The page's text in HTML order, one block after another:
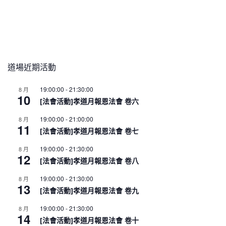
道場近期活動
8 月
10
19:00:00 -21:30:00
[法會活動]孝道月報恩法會 卷六
8 月
11
19:00:00 -21:00:00
[法會活動]孝道月報恩法會 卷七
8 月
12
19:00:00 -21:30:00
[法會活動]孝道月報恩法會 卷八
8 月
13
19:00:00 -21:30:00
[法會活動]孝道月報恩法會 卷九
8 月
14
19:00:00 -21:30:00
[法會活動]孝道月報恩法會 卷十